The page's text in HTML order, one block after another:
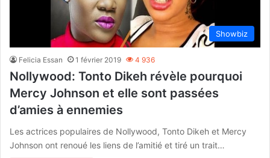
Showbiz
Felicia Essan 1 février 2019 4 936
Nollywood: Tonto Dikeh révèle pourquoi
Mercy Johnson et elle sont passées
d’amies à ennemies
Les actrices populaires de Nollywood, Tonto Dikeh et Mercy
Johnson ont renoué les liens de l’amitié et tiré un trait…